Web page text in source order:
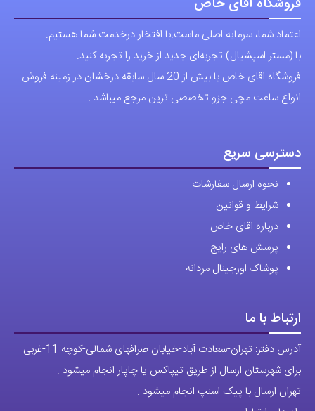
اعتماد شما، سرمایه اصلی ماست.با افتخار درخدمت شما هستیم.
با (مستر اسپشیال) تجربه‌ای جدید از خرید را تجربه کنید.
فروشگاه اقای خاص با بیش از 20 سال سابقه درخشان در زمینه فروش
انواع ساعت مچی جزو تخصصی ترین مرجع میباشد .
دسترسی سریع
نحوه ارسال سفارشات
شرایط و قوانین
درباره اقای خاص
پرسش های رایج
پوشاک اورجینال مردانه
ارتباط با ما
آدرس دفتر: تهران-سعادت آباد-خیابان صرافهای شمالی-کوچه 11-غربی
برای شهرستان ارسال از طریق تیپاکس یا چاپار انجام میشود .
تهران ارسال با پیک اسنپ انجام میشود .